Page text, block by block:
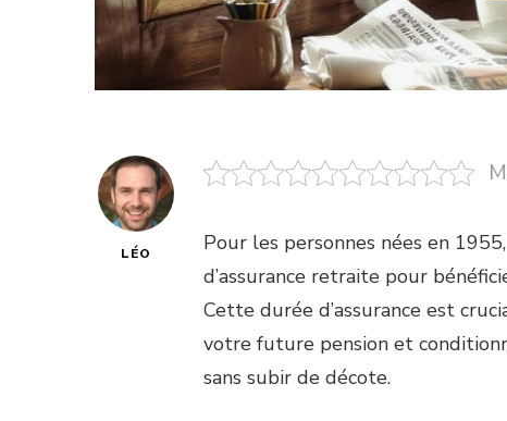
LÉO
Pour les personnes nées en
d’assurance retraite pour
Cette durée d’assurance est
votre future pension et
sans subir de décote.